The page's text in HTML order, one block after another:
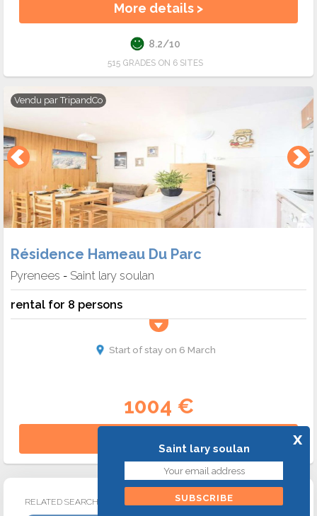
More details >
8.2/10
515 GRADES ON 6 SITES
Vendu parTripandCo
Résidence Hameau Du Parc
Pyrenees - Saint lary soulan
rental for 8 persons
Start of stay on 6 March
1004 €
Saint lary soulan x
RELATED SEARCHES : Ski accommodation Pra loup in march